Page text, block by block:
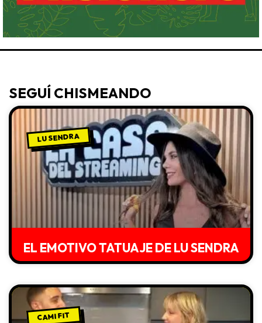
SEGUÍ CHISMEANDO
LU SENDRA
EL EMOTIVO TATUAJE DE LU SENDRA
CAMI FIT